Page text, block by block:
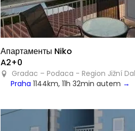
Апартаменты Niko
A2+0
Gradac – Podaca - Region Jižní
Praha 1144km, 11h 32min autem →